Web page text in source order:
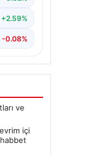
0.08%
ve
içi